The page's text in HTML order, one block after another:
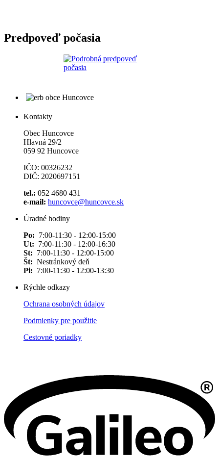
Predpoveď počasia
Kontakty
Obec Huncovce
Hlavná 29/2
059 92 Huncovce
IČO: 00326232
DIČ: 2020697151
tel.: 052 4680 431
e-mail: huncovce@huncovce.sk
Úradné hodiny
Po: 7:00-11:30 - 12:00-15:00
Ut: 7:00-11:30 - 12:00-16:30
St: 7:00-11:30 - 12:00-15:00
Št: Nestránkový deň
Pi: 7:00-11:30 - 12:00-13:30
Rýchle odkazy
Ochrana osobných údajov
Podmienky pre použitie
Cestovné poriadky